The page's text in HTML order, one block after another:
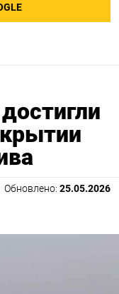
Обновлено: 25.05.2026